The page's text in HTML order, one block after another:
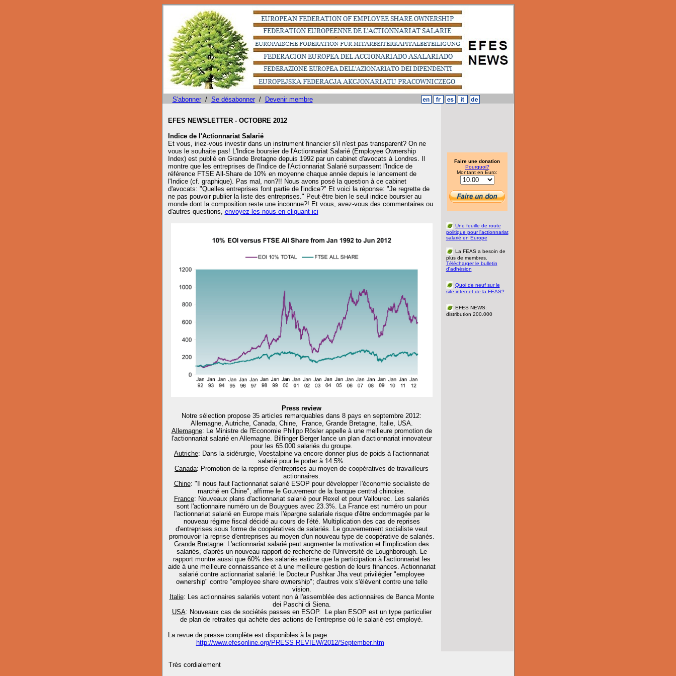
S'abonner/ Se désabonner/ Devenir membre
EFES NEWSLETTER - OCTOBRE 2012
Indice de l'Actionnariat Salarié
Et vous, iriez-vous investir dans un instrument financier s'il n'est pas transparent? On ne
vous le souhaite pas! L'Indice boursier de l'Actionnariat Salarié (Employee Ownership
Index) est publié en Grande Bretagne depuis 1992 par un cabinet d'avocats à Londres. Il
montre que les entreprises de l'Indice de l'Actionnariat Salarié surpassent l'Indice de
référence FTSE All-Share de 10% en moyenne chaque année depuis le lancement de
l'Indice (cf. graphique). Pas mal, non?!! Nous avons posé la question à ce cabinet
d'avocats: "Quelles entreprises font partie de l'indice?" Et voici la réponse: "Je regrette de
ne pas pouvoir publier la liste des entreprises." Peut-être bien le seul indice boursier au
monde dont la composition reste une inconnue?! Et vous, avez-vous des commentaires ou
d'autres questions, envoyez-les nous en cliquant ici
Press review
Notre sélection propose 35 articles remarquables dans 8 pays en septembre 2012:
Allemagne, Autriche, Canada, Chine, France, Grande Bretagne, Italie, USA.
Allemagne: Le Ministre de l'Economie Philipp Rösler appelle à une meilleure promotion de
l'actionnariat salarié en Allemagne. Bilfinger Berger lance un plan d'actionnariat innovateur
pour les 65.000 salariés du groupe.
Autriche: Dans la sidérurgie, Voestalpine va encore donner plus de poids à l'actionnariat
salarié pour le porter à 14.5%.
Canada: Promotion de la reprise d'entreprises au moyen de coopératives de travailleurs
actionnaires.
Chine: "Il nous faut l'actionnariat salarié ESOP pour développer l'économie socialiste de
marché en Chine", affirme le Gouverneur de la banque central chinoise.
France: Nouveaux plans d'actionnariat salarié pour Rexel et pour Vallourec. Les salariés
sont l'actionnaire numéro un de Bouygues avec 23.3%. La France est numéro un pour
l'actionnariat salarié en Europe mais l'épargne salariale risque d'être endommagée par le
nouveau régime fiscal décidé au cours de l'été. Multiplication des cas de reprises
d'entreprises sous forme de coopératives de salariés. Le gouvernement socialiste veut
promouvoir la reprise d'entreprises au moyen d'un nouveau type de coopérative de salariés.
Grande Bretagne: L'actionnariat salarié peut augmenter la motivation et l'implication des
salariés, d'après un nouveau rapport de recherche de l'Université de Loughborough. Le
rapport montre aussi que 60% des salariés estime que la participation à l'actionnariat les
aide à une meilleure connaissance et à une meilleure gestion de leurs finances. Actionnariat
salarié contre actionnariat salarié: le Docteur Pushkar Jha veut privilégier "employee
ownership" contre "employee share ownership"; d'autres voix s'élèvent contre une telle
vision.
Italie: Les actionnaires salariés votent non à l'assemblée des actionnaires de Banca Monte
dei Paschi di Siena.
USA: Nouveaux cas de sociétés passes en ESOP. Le plan ESOP est un type particulier
de plan de retraites qui achète des actions de l'entreprise où le salarié est employé.
La revue de presse complète est disponibles à la page:
http://www.efesonline.org/PRESS REVIEW/2012/September.htm
Faire une donation
Pourquoi?
Montant en Euro:
Une feuille de route
politique pour l'actionnariat
salarié en Europe
La FEAS a besoin de
plus de membres.
Télécharger le bulletin
d'adhésion
Quoi de neuf sur le
site internet de la FEAS?
EFES NEWS:
distribution 200.000
Très cordialement